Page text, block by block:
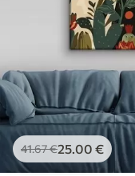
41.67€25.00 €